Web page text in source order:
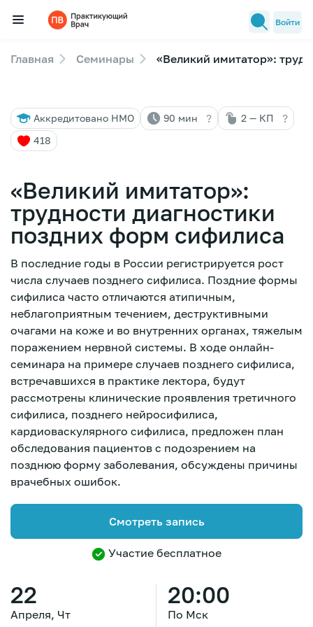
Семинары
Лекторы
FAQ
Зарегистрироваться
Войти
Главная Семинары «Великий имитатор»:
Аккредитовано НМО 90 мин ? 2 — КП ?
418
22
Апреля, Чт
20:00
По Мск
«Великий имитатор»:
трудности диагностики
поздних форм сифилиса
В последние годы в России регистрируется рост
числа случаев позднего сифилиса. Поздние формы
сифилиса часто отличаются атипичным,
неблагоприятным течением, деструктивными
очагами на коже и во внутренних органах, тяжелым
поражением нервной системы. В ходе онлайн-
семинара на примере случаев позднего сифилиса,
встречавшихся в практике лектора, будут
рассмотрены клинические проявления третичного
сифилиса, позднего нейросифилиса,
кардиоваскулярного сифилиса, предложен план
обследования пациентов с подозрением на
позднюю форму заболевания, обсуждены причины
врачебных ошибок.
Смотреть запись
Участие бесплатное